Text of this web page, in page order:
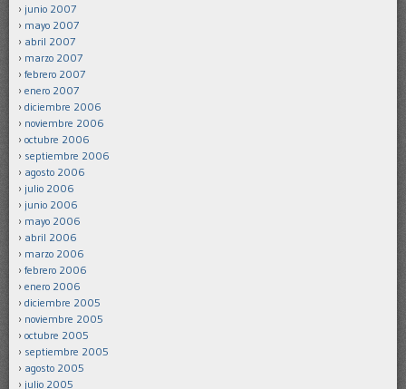
junio 2007
mayo 2007
abril 2007
marzo 2007
febrero 2007
enero 2007
diciembre 2006
noviembre 2006
octubre 2006
septiembre 2006
agosto 2006
julio 2006
junio 2006
mayo 2006
abril 2006
marzo 2006
febrero 2006
enero 2006
diciembre 2005
noviembre 2005
octubre 2005
septiembre 2005
agosto 2005
julio 2005